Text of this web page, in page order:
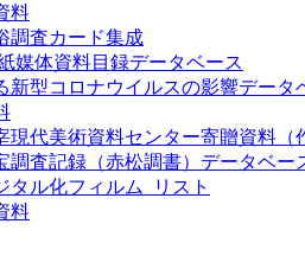
料
査カード集成
媒体資料目録データベース
新型コロナウイルスの影響データ
現代美術資料センター寄贈資料（
調査記録（赤松調書）データベー
タル化フィルム_リスト
料